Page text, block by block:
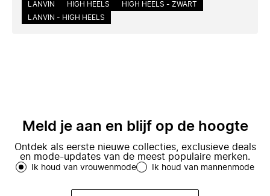
LANVIN HIGH HEELS
HIGH HEELS - ZWART
LANVIN - HIGH HEELS
Meld je aan en blijf op de hoogte
Ontdek als eerste nieuwe collecties, exclusieve deals
en mode-updates van de meest populaire merken.
Ik houd van vrouwenmode Ik houd van mannenmode